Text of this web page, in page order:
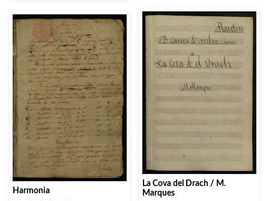
Harmonia
La Cova del Drach / M.
Marques